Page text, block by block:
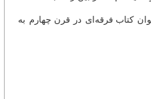
کتاب فرقه‌ای در قرن چهارم به